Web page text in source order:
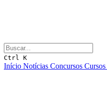
Ctrl K
Início Notícias Concursos Cursos